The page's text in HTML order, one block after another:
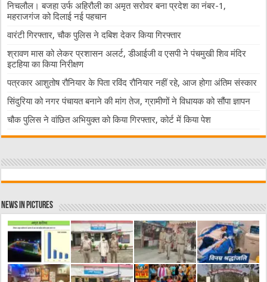
निचलौल। बजहा उर्फ अहिरौली का अमृत सरोवर बना प्रदेश का नंबर-1,
महराजगंज को दिलाई नई पहचान
वारंटी गिरफ्तार, चौक पुलिस ने दबिश देकर किया गिरफ्तार
श्रावण मास को लेकर प्रशासन अलर्ट, डीआईजी व एसपी ने पंचमुखी शिव मंदिर
इटहिया का किया निरीक्षण
पत्रकार आशुतोष रौनियार के पिता रविंद रौनियार नहीं रहे, आज होगा अंतिम संस्कार
सिंदुरिया को नगर पंचायत बनाने की मांग तेज, ग्रामीणों ने विधायक को सौंपा ज्ञापन
चौक पुलिस ने वांछित अभियुक्त को किया गिरफ्तार, कोर्ट में किया पेश
News in Pictures